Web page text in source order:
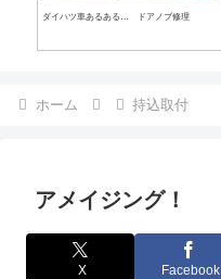
ダイハツ車あるある… ドアノブ修理
ホーム 持込取付
アメイジング！
X Facebook